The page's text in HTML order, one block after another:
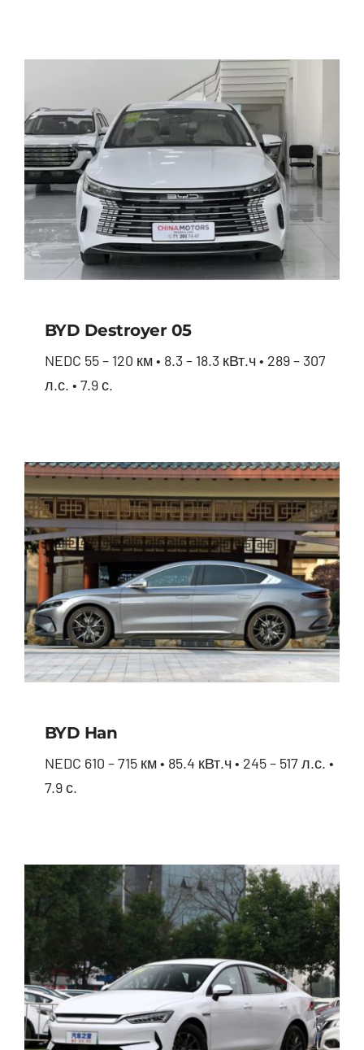
BYD Destroyer 05
NEDC 55 – 120 км • 8.3 – 18.3 кВт.ч • 289 – 307
л.с. • 7.9 с.
BYD Han
NEDC 610 – 715 км • 85.4 кВт.ч • 245 – 517 л.с. •
7.9 с.